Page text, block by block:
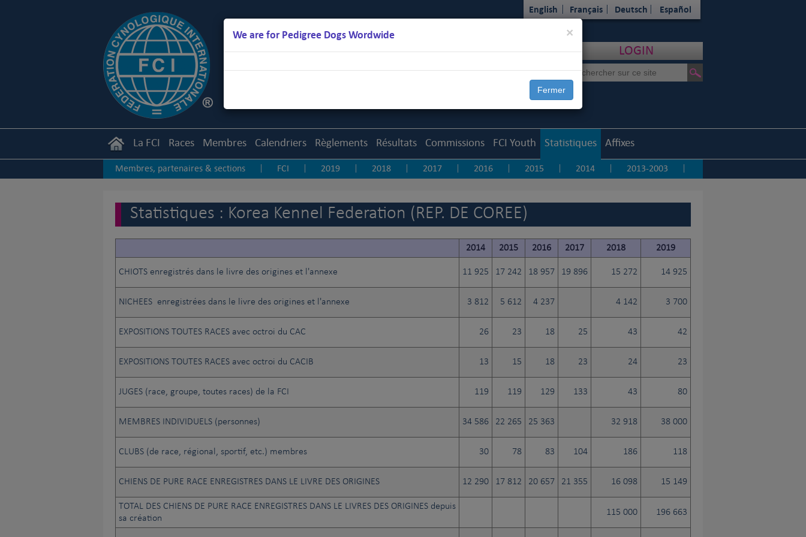
×
We are for Pedigree Dogs Wordwide
Fermer
English Français Deutsch Español
LOGIN
La FCI Races Membres Calendriers Règlements Résultats Commissions FCI Youth Statistiques Affixes
Membres, partenaires & sections FCI 2019 2018 2017 2016 2015 2014 2013-2003
Statistiques : Korea Kennel Federation (REP. DE COREE)
2014 2015 2016 2017 2018 2019
CHIOTS enregistrés dans le livre des origines et l'annexe 11 925 17 242 18 957 19 896 15 272 14 925
NICHEES enregistrées dans le livre des origines et l'annexe 3 812 5 612 4 237 4 142 3 700
EXPOSITIONS TOUTES RACES avec octroi du CAC 26 23 18 25 43 42
EXPOSITIONS TOUTES RACES avec octroi du CACIB 13 15 18 23 24 23
JUGES (race, groupe, toutes races) de la FCI 119 119 129 133 43 80
MEMBRES INDIVIDUELS (personnes) 34 586 22 265 25 363 32 918 38 000
CLUBS (de race, régional, sportif, etc.) membres 30 78 83 104 186 118
CHIENS DE PURE RACE ENREGISTRES DANS LE LIVRE DES ORIGINES 12 290 17 812 20 657 21 355 16 098 15 149
TOTAL DES CHIENS DE PURE RACE ENREGISTRES DANS LE LIVRES DES ORIGINES depuis
sa création
115 000 196 663